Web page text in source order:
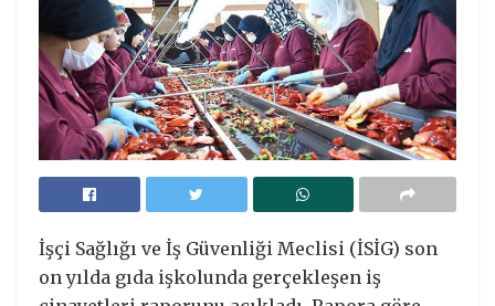
İşçi Sağlığı ve İş Güvenliği Meclisi (İSİG) son
on yılda gıda işkolunda gerçekleşen iş